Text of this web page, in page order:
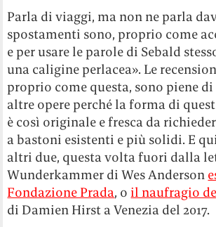
Parla di viaggi, ma non ne parla
spostamenti sono, proprio come
e per usare le parole di Sebald
una caligine perlacea». Le
proprio come questa, sono piene
altre opere perché la forma di
è così originale e fresca da
a bastoni esistenti e più solidi. E
altri due, questa volta fuori dalla
Wunderkammer di Wes Anderson
Fondazione Prada, o il naufragio
di Damien Hirst a Venezia del 2017.